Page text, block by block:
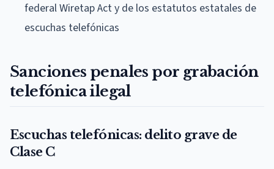
federal Wiretap Act y de los estatutos estatales de
escuchas telefónicas
Sanciones penales por grabación
telefónica ilegal
Escuchas telefónicas: delito grave de
Clase C